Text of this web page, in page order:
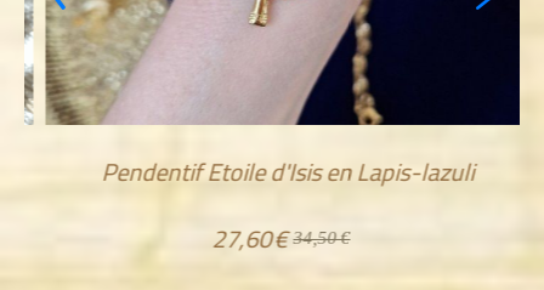
Pendentif Etoile d'Isis en Lapis-lazuli
27,60€ 34,50